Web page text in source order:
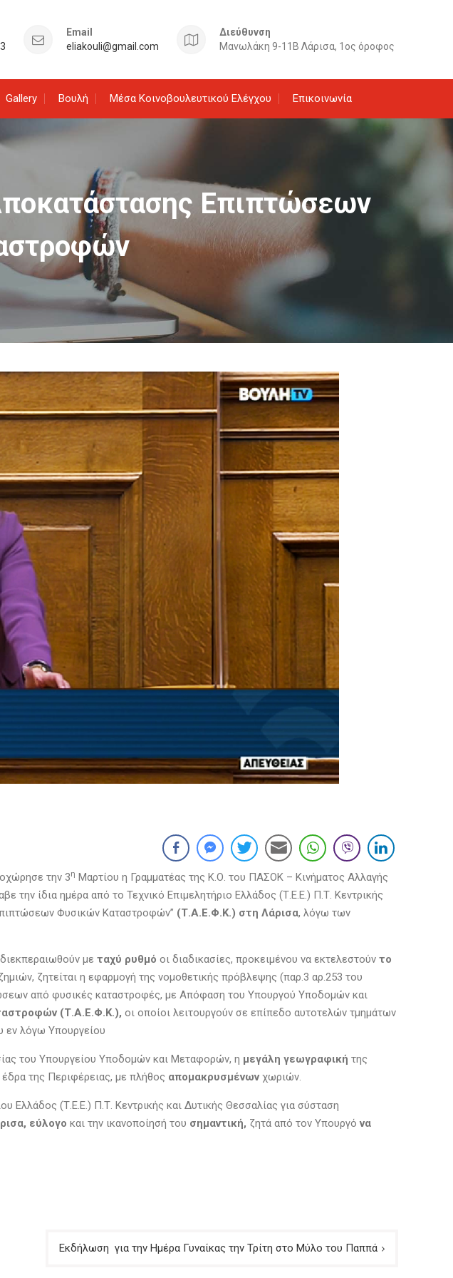
Email
eliakouli@gmail.com
Διεύθυνση
Μανωλάκη 9-11Β Λάρισα, 1ος όροφος
Gallery Βουλή Μέσα Κοινοβουλευτικού Ελέγχου Επικοινωνία
Επιπτώσεων
την 3η Μαρτίου η Γραμματέας της Κ.Ο. του ΠΑΣΟΚ – Κινήματος Αλλαγής
την ίδια ημέρα από το Τεχνικό Επιμελητήριο Ελλάδος (Τ.Ε.Ε.) Π.Τ. Κεντρικής
Φυσικών Καταστροφών” (Τ.Α.Ε.Φ.Κ.) στη Λάρισα, λόγω των
με ταχύ ρυθμό οι διαδικασίες, προκειμένου να εκτελεστούν το
ζητείται η εφαρμογή της νομοθετικής πρόβλεψης (παρ.3 αρ.253 του
από φυσικές καταστροφές, με Απόφαση του Υπουργού Υποδομών και
(Τ.Α.Ε.Φ.Κ.), οι οποίοι λειτουργούν σε επίπεδο αυτοτελών τμημάτων
εν λόγω Υπουργείου
του Υπουργείου Υποδομών και Μεταφορών, η μεγάλη γεωγραφική της
της Περιφέρειας, με πλήθος απομακρυσμένων χωριών.
Ελλάδος (Τ.Ε.Ε.) Π.Τ. Κεντρικής και Δυτικής Θεσσαλίας για σύσταση
εύλογο και την ικανοποίησή του σημαντική, ζητά από τον Υπουργόνα
Εκδήλωση για την Ημέρα Γυναίκας την Τρίτη στο Μύλο του Παππά